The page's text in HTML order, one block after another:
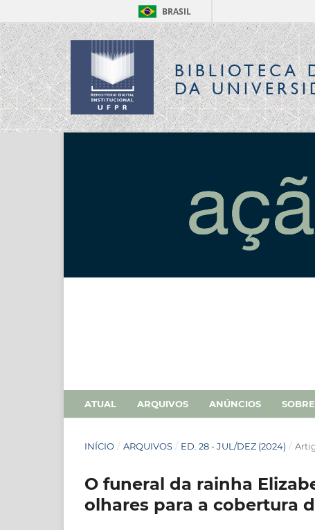
BRASIL
BIBLIOTECA
DA
ATUAL ARQUIVOS ANÚNCIOS SOBRE
INÍCIO / ARQUIVOS / ED. 28 - JUL/DEZ (2024) /
O funeral da rainha
olhares para a cobertura